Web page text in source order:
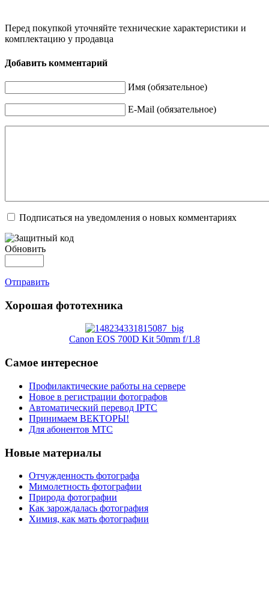
Перед покупкой уточняйте технические характеристики и
комплектацию у продавца
Добавить комментарий
Имя (обязательное)
E-Mail (обязательное)
Подписаться на уведомления о новых комментариях
Обновить
Отправить
Хорошая фототехника
Canon EOS 700D Kit 50mm f/1.8
Самое интересное
Профилактические работы на сервере
Новое в регистрации фотографов
Автоматический перевод IPTC
Принимаем ВЕКТОРЫ!
Для абонентов МТС
Новые материалы
Отчужденность фотографа
Мимолетность фотографии
Природа фотографии
Как зарождалась фотография
Химия, как мать фотографии